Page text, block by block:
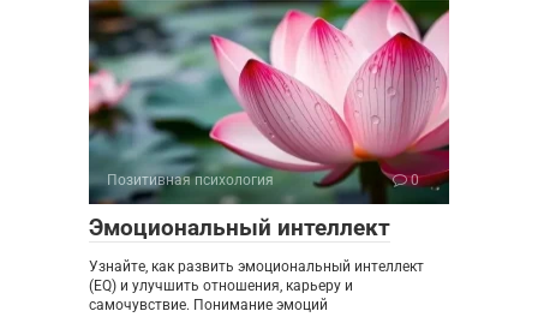
Позитивная психология 0
Эмоциональный интеллект
Узнайте, как развить эмоциональный интеллект
(EQ) и улучшить отношения, карьеру и
самочувствие. Понимание эмоций